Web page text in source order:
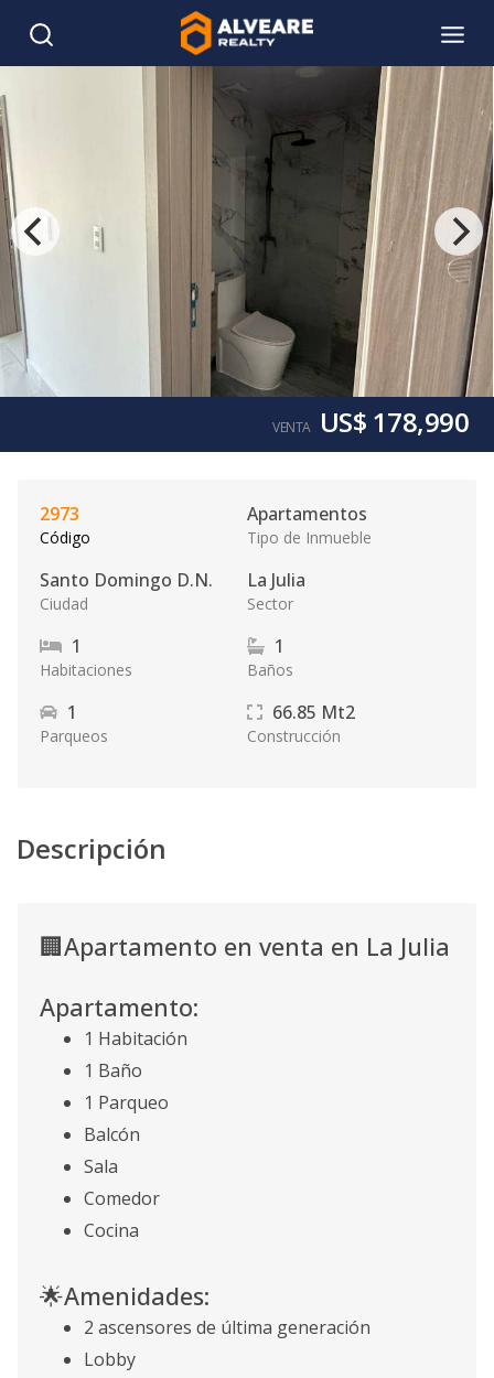
VENTA US$ 178,990
2973
Código
Apartamentos
Tipo de Inmueble
Santo Domingo D.N.
Ciudad
La Julia
Sector
1
Habitaciones
1
Baños
1
Parqueos
66.85 Mt2
Construcción
Descripción
🏢Apartamento en venta en La Julia
Apartamento:
1 Habitación
1 Baño
1 Parqueo
Balcón
Sala
Comedor
Cocina
🌟Amenidades:
2 ascensores de última generación
Lobby